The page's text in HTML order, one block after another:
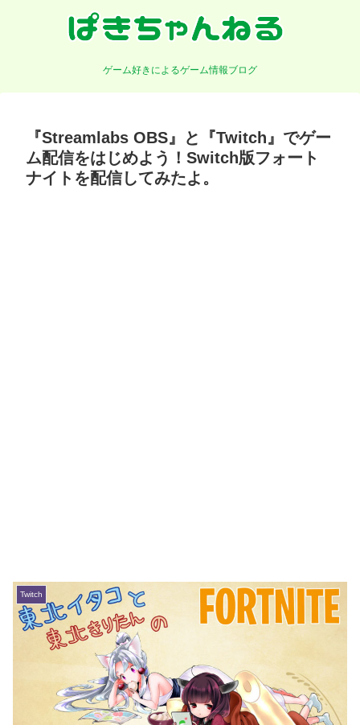
ゲーム好きによるゲーム情報ブログ
『Streamlabs OBS』と『Twitch』でゲー
ム配信をはじめよう！Switch版フォート
ナイトを配信してみたよ。
Twitch